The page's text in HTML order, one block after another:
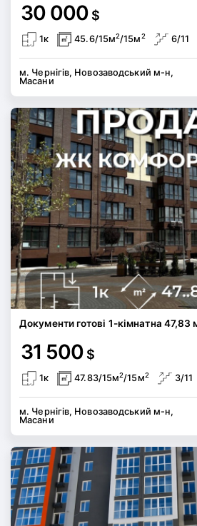
30 000 $
1к 45.6/15м2/15м2 6/11
м. Чернігів, Новозаводський м-н,
Масани
Документи готові 1-кімнатна 47,83
31 500 $
1к 47.83/15м2/15м2 3/11
м. Чернігів, Новозаводський м-н,
Масани